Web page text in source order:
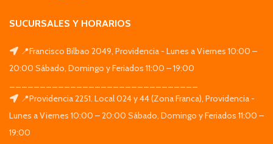
SUCURSALES Y HORARIOS
📍Francisco Bilbao 2049, Providencia - Lunes a Viernes 10:00 –
20:00 Sábado, Domingo y Feriados 11:00 – 19:00
📍Providencia 2251. Local 024 y 44 (Zona Franca), Providencia -
Lunes a Viernes 10:00 – 20:00 Sábado, Domingo y Feriados 11:00 –
19:00